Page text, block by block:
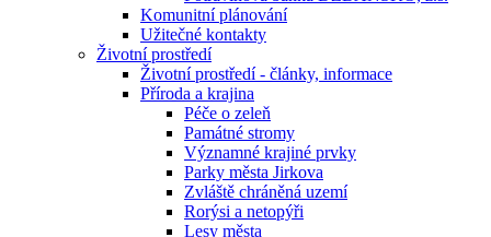
Komunitní plánování
Užitečné kontakty
Životní prostředí
Životní prostředí - články, informace
Příroda a krajina
Péče o zeleň
Památné stromy
Významné krajiné prvky
Parky města Jirkova
Zvláště chráněná uzemí
Rorýsi a netopýři
Lesy města